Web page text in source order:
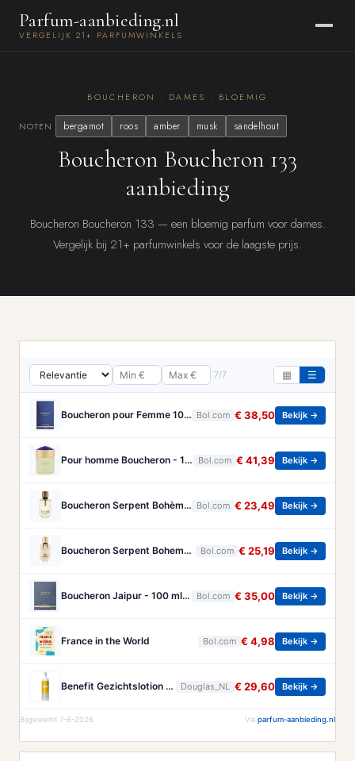
Parfum-aanbieding.nl
VERGELIJK 21+ PARFUMWINKELS
BOUCHERON · DAMES · BLOEMIG
NOTEN bergamot roos amber musk sandelhout
Boucheron Boucheron 133
aanbieding
Boucheron Boucheron 133 — een bloemig parfum voor dames.
Vergelijk bij 21+ parfumwinkels voor de laagste prijs.
7/7 ▦ ☰
Boucheron pour Femme 100 ml Eau de Parfum - Damesparfum Bol.com € 38,50 Bekijk →
Pour homme Boucheron - 100 ml - Eau de parfum Bol.com € 41,39 Bekijk →
Boucheron Serpent Bohème Eau de Parfum 50 ml Bol.com € 23,49 Bekijk →
Boucheron Serpent Boheme Eau de parfum spray 30 ml Bol.com € 25,19 Bekijk →
Boucheron Jaipur - 100 ml - Eau de Parfum - Herenparfum Bol.com € 35,00 Bekijk →
France in the World Bol.com € 4,98 Bekijk →
Benefit Gezichtslotion The POREfessional Gezichtstoner Unisex 133ml Douglas_NL € 29,60 Bekijk →
Bijgewerkt 7-8-2026 Via parfum-aanbieding.nl